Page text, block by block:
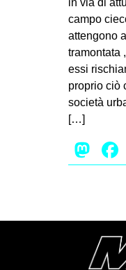
in via di
campo
attengono
tramontata
essi
proprio ciò
società
[…]